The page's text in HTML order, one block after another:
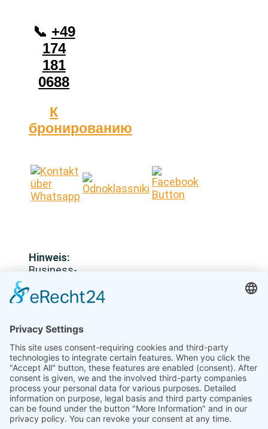
📞 +49
174
181
0688
К
бронированию
Hinweis:
Business-
dürfen
zu
sanktionierten
Sektoren
oder
gelisteten
Personen/Firmen
haben.